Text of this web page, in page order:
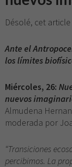
Désolé, cet
Ante el
los límites
Miércoles, 26:
nuevos
Almudena
moderada por
“Transiciones
percibimos. La